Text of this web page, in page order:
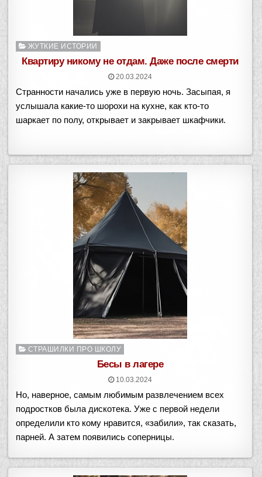
Опубликовано
ЖУТКИЕ ИСТОРИИ
Квартиру никому не отдам. Даже после смерти
20.03.2024
Странности начались уже в первую ночь. Засыпая, я
услышала какие-то шорохи на кухне, как кто-то
шаркает по полу, открывает и закрывает шкафчики.
Опубликовано
СТРАШИЛКИ ПРО ШКОЛУ
Бесы в лагере
10.03.2024
Но, наверное, самым любимым развлечением всех
подростков была дискотека. Уже с первой недели
определили кто кому нравится, «забили», так сказать,
парней. А затем появились соперницы.